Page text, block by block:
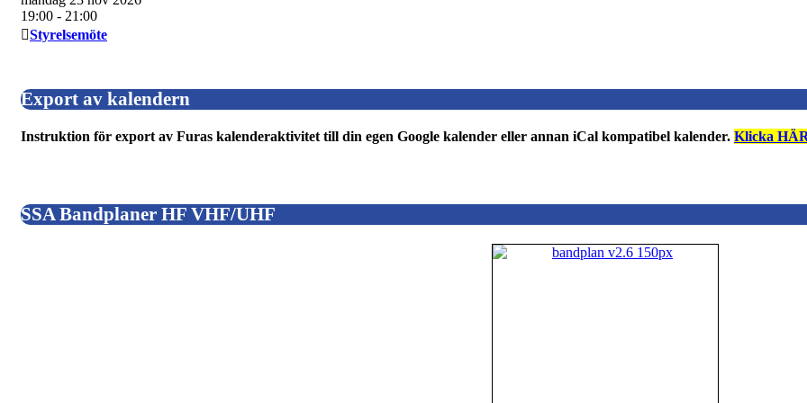
19:00 - 21:00
Styrelsemöte
Export av kalendern
Instruktion för export av Furas kalenderaktivitet till din egen Google kalender eller annan iCal kompatibel kalender. Klicka
SSA Bandplaner HF VHF/UHF